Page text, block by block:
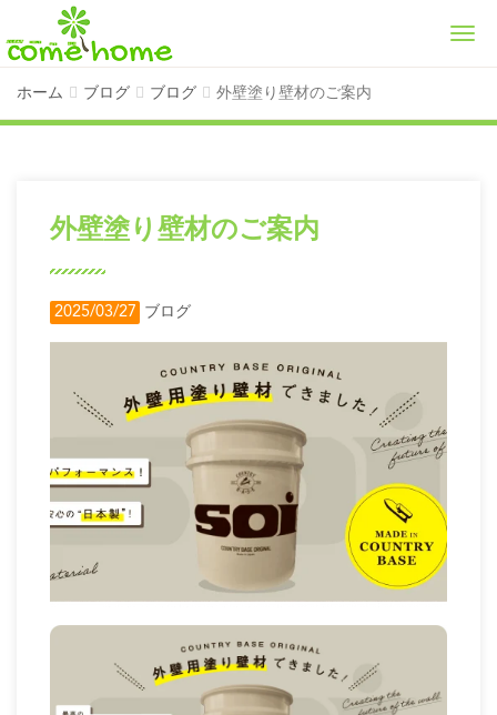
ホーム ブログ ブログ 外壁塗り壁材のご案内
外壁塗り壁材のご案内
2025/03/27 ブログ